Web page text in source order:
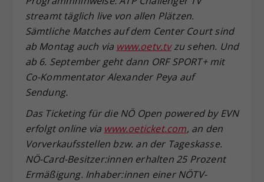
streamt täglich live von allen Plätzen.
Sämtliche Matches auf dem Center Court sind
ab Montag auch via www.oetv.tvzu sehen. Und
ab 6. September geht dann ORF SPORT+ mit
Co-Kommentator Alexander Peya auf
Sendung.
Das Ticketing für die NÖ Open powered by EVN
erfolgt online via www.oeticket.com, an den
Vorverkaufsstellen bzw. an der Tageskasse.
NÖ-Card-Besitzer:innen erhalten 25 Prozent
Ermäßigung. Inhaber:innen einer NÖTV-